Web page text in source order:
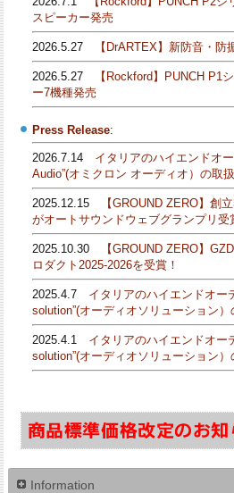
スピーカー発売
2026.5.27 【DrARTEX】新防音・防
2026.5.27
【Rockford】PUNCH P1
ー7機種発売
Press Release:
2026.7.14 イタリアのハイエンドオ
Audio”(オミクロン オーディオ）の取
2025.12.15
【GROUND ZERO】創
がオートサウンドウェブグランプリ受
2025.10.30
【GROUND ZERO】
ロダクト2025-2026を受賞！
2025.4.7 イタリアのハイエンドオー
solution”(オーディオソリューション
2025.4.1 イタリアのハイエンドオー
solution”(オーディオソリューション
Information